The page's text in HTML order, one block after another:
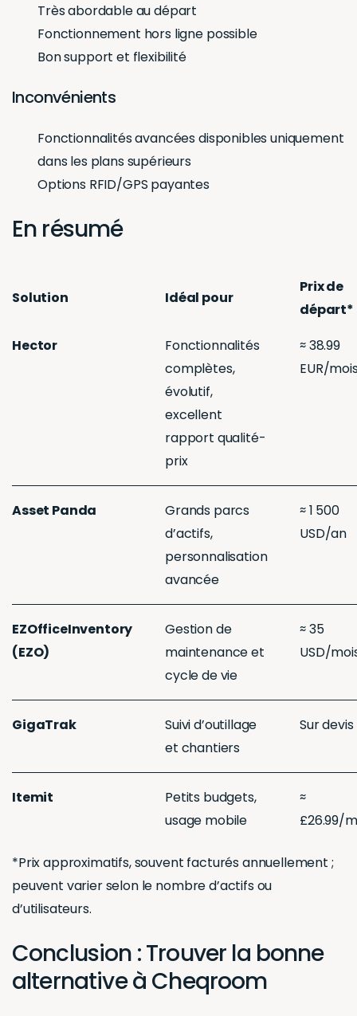
Très abordable au départ
Fonctionnement hors ligne possible
Bon support et flexibilité
Inconvénients
Fonctionnalités avancées disponibles uniquement
dans les plans supérieurs
Options RFID/GPS payantes
En résumé
Solution Idéal pour
Prix de
départ*
Hector
Fonctionnalités
complètes,
évolutif,
excellent
rapport qualité-
prix
≈ 38.99
EUR/
Asset Panda
Grands parcs
d’actifs,
personnalisation
avancée
≈ 1 500
USD/an
EZOfficeInventory
(EZO)
Gestion de
maintenance et
cycle de vie
≈ 35
USD/
GigaTrak
Suivi d’outillage
et chantiers
Sur devis
Itemit
Petits budgets,
usage mobile
≈
£26.99/
*Prix approximatifs, souvent facturés annuellement ;
peuvent varier selon le nombre d’actifs ou
d’utilisateurs.
Conclusion : Trouver la bonne
alternative à Cheqroom